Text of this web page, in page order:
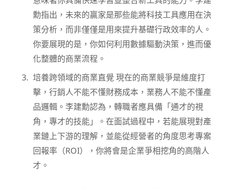
勳指出，未來的贏家是那些能將科技工具應用在決
策分析，而非僅僅是用來提升基礎行政效率的人。
你要展現的是，你如何利用數據驅動決策，進而優
化整體的商業流程。
培養跨領域的商業直覺 現在的商業競爭是維度打
擊，行銷人不能不懂財務成本，業務人不能不懂產
品邏輯。李建勳認為，轉職者應具備「通才的視
角，專才的技能」。在面試過程中，若能展現對產
業鏈上下游的理解，並能從經營者的角度思考專案
回報率（ROI），你將會是企業爭相挖角的高階人
才。